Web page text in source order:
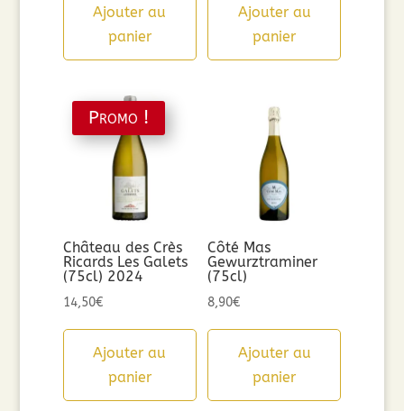
Ajouter au
panier
Ajouter au
panier
Promo !
Château des Crès
Ricards Les Galets
(75cl) 2024
14,50€
Ajouter au
panier
Côté Mas
Gewurztraminer
(75cl)
8,90€
Ajouter au
panier